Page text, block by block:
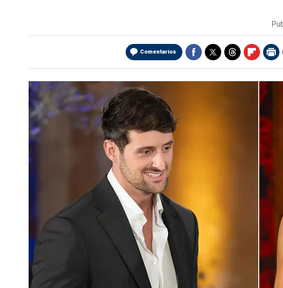
Comentarios